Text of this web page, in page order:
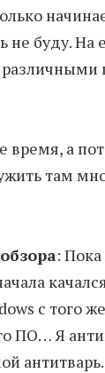
не буду. На
время, а
там
:
с того
ПО… Я